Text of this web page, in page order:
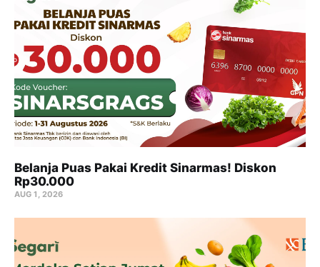
Belanja Puas Pakai Kredit Sinarmas! Diskon
Rp30.000
AUG 1, 2026